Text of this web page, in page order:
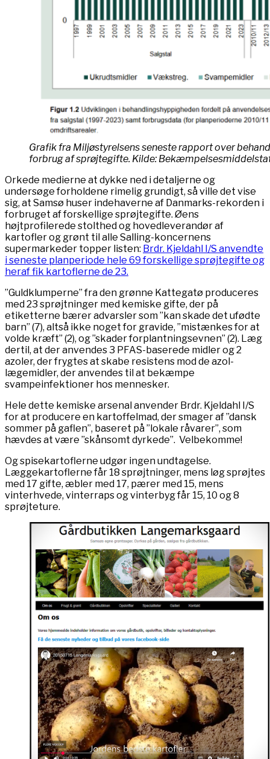
Grafik fra Miljøstyrelsens seneste rapport over
forbrug af sprøjtegifte. Kilde:
Orkede medierne at dykke ned i detaljerne og
undersøge forholdene rimelig grundigt, så ville det vise
sig, at Samsø huser indehaverne af Danmarks-rekorden i
forbruget af forskellige sprøjtegifte. Øens
højtprofilerede stolthed og hovedleverandør af
kartofler og grønt til alle Salling-koncernens
supermarkeder topper listen: Brdr. Kjeldahl I/S anvendte
i seneste planperiode hele 69 forskellige sprøjtegifte og
heraf fik kartoflerne de 23.
”Guldklumperne” fra den grønne Kattegatø produceres
med 23 sprøjtninger med kemiske gifte, der på
etiketterne bærer advarsler som ”kan skade det ufødte
barn” (7), altså ikke noget for gravide, ”mistænkes for at
volde kræft” (2), og ”skader forplantningsevnen” (2). Læg
dertil, at der anvendes 3 PFAS-baserede midler og 2
azoler, der frygtes at skabe resistens mod de azol-
lægemidler, der anvendes til at bekæmpe
svampeinfektioner hos mennesker.
Hele dette kemiske arsenal anvender Brdr. Kjeldahl I/S
for at producere en kartoffelmad, der smager af ”dansk
sommer på gaflen”, baseret på ”lokale råvarer”, som
hævdes at være ”skånsomt dyrkede”. Velbekomme!
Og spisekartoflerne udgør ingen undtagelse.
Læggekartoflerne får 18 sprøjtninger, mens løg sprøjtes
med 17 gifte, æbler med 17, pærer med 15, mens
vinterhvede, vinterraps og vinterbyg får 15, 10 og 8
sprøjteture.